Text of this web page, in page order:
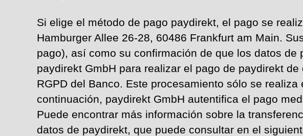
Si elige el método de pago paydirekt, el pago se
Hamburger Allee 26-28, 60486 Frankfurt am Main.
pago), así como su confirmación de que los datos
paydirekt GmbH para realizar el pago de paydirekt
RGPD del Banco. Este procesamiento sólo se
continuación, paydirekt GmbH autentifica el pago
Puede encontrar más información sobre la
datos de paydirekt, que puede consultar en el